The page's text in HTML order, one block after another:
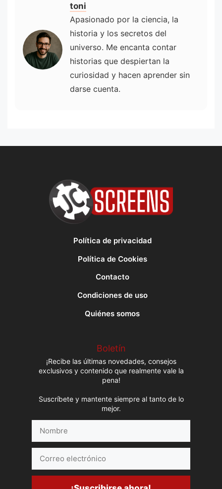
toni
Apasionado por la ciencia, la
historia y los secretos del
universo. Me encanta contar
historias que despiertan la
curiosidad y hacen aprender sin
darse cuenta.
Política de privacidad
Política de Cookies
Contacto
Condiciones de uso
Quiénes somos
Boletín
¡Recibe las últimas novedades, consejos
exclusivos y contenido que realmente vale la
pena!
Suscríbete y mantente siempre al tanto de lo
mejor.
electrónico